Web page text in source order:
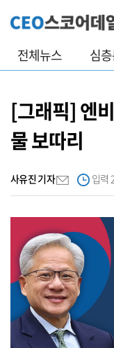
전체뉴스 심
[그래픽] 엔
물 보따리
사유진 기자 입력